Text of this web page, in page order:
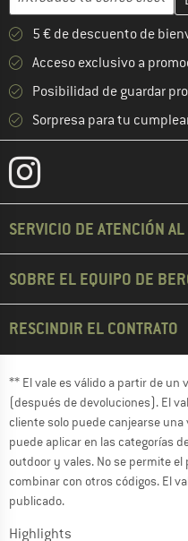
5 € de descuento de
Acceso exclusivo a
Posibilidad de guardar
Sorpresa para tu
SERVICIO DE ATENCIÓN
SOBRE EL EQUIPO DE
RESCINDIR EL CONTRATO
** El vale es válido a partir de un
(después de devoluciones). El
cliente solo puede canjearse
puede aplicar en las categorías
outdoor y vales. No se permite el
combinar con otros códigos. El
publicado.
Highlights